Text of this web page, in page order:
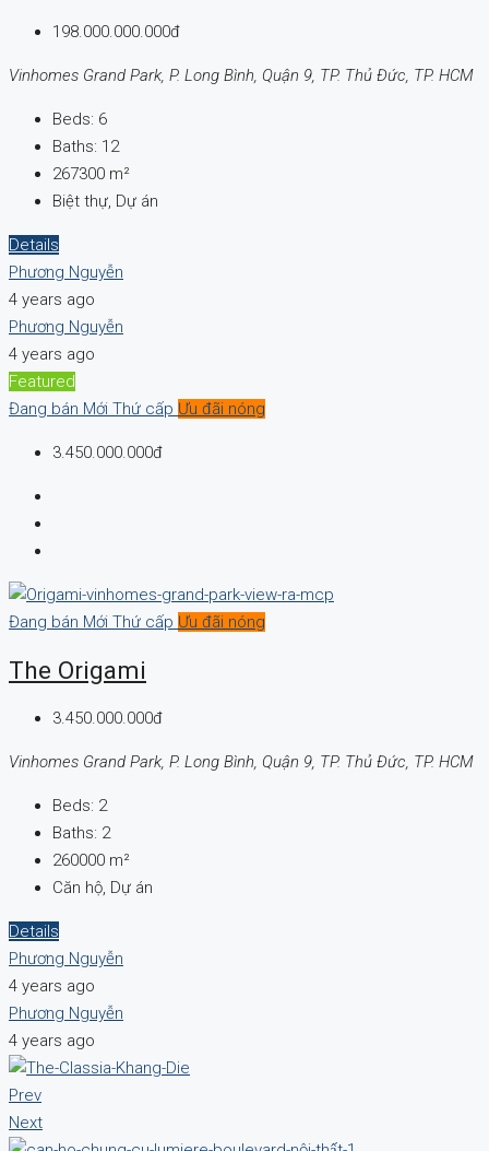
198.000.000.000đ
Vinhomes Grand Park, P. Long Bình, Quận 9, TP. Thủ Đức, TP. HCM
Beds: 6
Baths: 12
267300 m²
Biệt thự, Dự án
Details
Phương Nguyễn
4 years ago
Phương Nguyễn
4 years ago
Featured
Đang bán Mới Thứ cấp Ưu đãi nóng
3.450.000.000đ
Đang bán Mới Thứ cấp Ưu đãi nóng
The Origami
3.450.000.000đ
Vinhomes Grand Park, P. Long Bình, Quận 9, TP. Thủ Đức, TP. HCM
Beds: 2
Baths: 2
260000 m²
Căn hộ, Dự án
Details
Phương Nguyễn
4 years ago
Phương Nguyễn
4 years ago
Prev
Next